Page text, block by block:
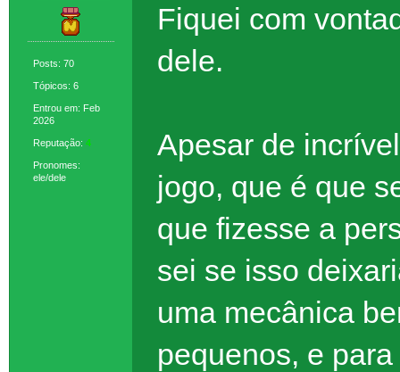
Posts: 70
Tópicos: 6
Entrou em: Feb
2026
Reputação: 4
Pronomes:
ele/dele
Fiquei com
dele.
Apesar de
jogo, que é que
que fizesse a
sei se isso
uma mecânica
pequenos, e